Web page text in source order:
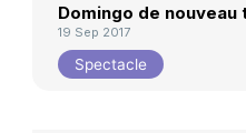
Domingo de nouveau
19 Sep 2017
Spectacle